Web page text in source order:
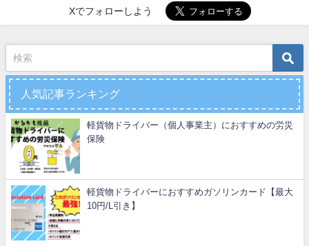
Xでフォローしよう
人気記事ランキング
軽貨物ドライバー（個人事業主）におすすめの労災
保険
軽貨物ドライバーにおすすめガソリンカード【最大
10円/L引き】